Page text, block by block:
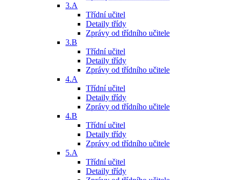
3.A
Třídní učitel
Detaily třídy
Zprávy od třídního učitele
3.B
Třídní učitel
Detaily třídy
Zprávy od třídního učitele
4.A
Třídní učitel
Detaily třídy
Zprávy od třídního učitele
4.B
Třídní učitel
Detaily třídy
Zprávy od třídního učitele
5.A
Třídní učitel
Detaily třídy